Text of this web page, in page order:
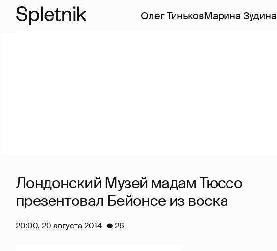
Олег ТиньковМарина Зудина
Лондонский Музей мадам Тюссо
презентовал Бейонсе из воска
20:00, 20 августа 2014 26